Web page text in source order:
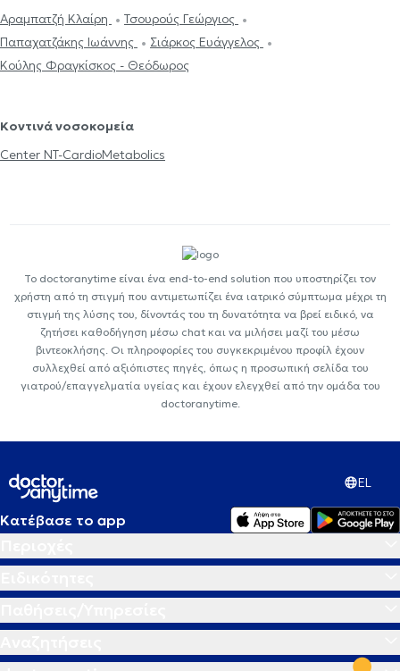
Αραμπατζή Κλαίρη
Τσουρούς Γεώργιος
Παπαχατζάκης Ιωάννης
Σιάρκος Ευάγγελος
Κούλης Φραγκίσκος - Θεόδωρος
Κοντινά νοσοκομεία
Center NT-CardioMetabolics
Το doctoranytime είναι ένα end-to-end solution που υποστηρίζει τον
χρήστη από τη στιγμή που αντιμετωπίζει ένα ιατρικό σύμπτωμα μέχρι τη
στιγμή της λύσης του, δίνοντάς του τη δυνατότητα να βρεί ειδικό, να
ζητήσει καθοδήγηση μέσω chat και να μιλήσει μαζί του μέσω
βιντεοκλήσης. Οι πληροφορίες του συγκεκριμένου προφίλ έχουν
συλλεχθεί από αξιόπιστες πηγές, όπως η προσωπική σελίδα του
γιατρού/επαγγελματία υγείας και έχουν ελεγχθεί από την ομάδα του
doctoranytime.
EL
Κατέβασε το app